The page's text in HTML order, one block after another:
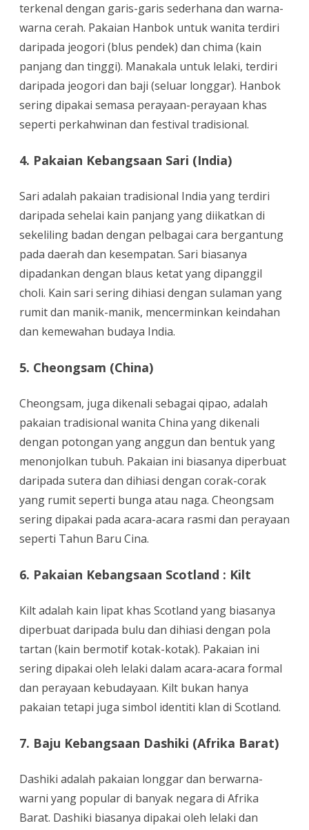
terkenal dengan garis-garis sederhana dan warna-
warna cerah. Pakaian Hanbok untuk wanita terdiri
daripada jeogori (blus pendek) dan chima (kain
panjang dan tinggi). Manakala untuk lelaki, terdiri
daripada jeogori dan baji (seluar longgar). Hanbok
sering dipakai semasa perayaan-perayaan khas
seperti perkahwinan dan festival tradisional.
4. Pakaian Kebangsaan Sari (India)
Sari adalah pakaian tradisional India yang terdiri
daripada sehelai kain panjang yang diikatkan di
sekeliling badan dengan pelbagai cara bergantung
pada daerah dan kesempatan. Sari biasanya
dipadankan dengan blaus ketat yang dipanggil
choli. Kain sari sering dihiasi dengan sulaman yang
rumit dan manik-manik, mencerminkan keindahan
dan kemewahan budaya India.
5. Cheongsam (China)
Cheongsam, juga dikenali sebagai qipao, adalah
pakaian tradisional wanita China yang dikenali
dengan potongan yang anggun dan bentuk yang
menonjolkan tubuh. Pakaian ini biasanya diperbuat
daripada sutera dan dihiasi dengan corak-corak
yang rumit seperti bunga atau naga. Cheongsam
sering dipakai pada acara-acara rasmi dan perayaan
seperti Tahun Baru Cina.
6. Pakaian Kebangsaan Scotland : Kilt
Kilt adalah kain lipat khas Scotland yang biasanya
diperbuat daripada bulu dan dihiasi dengan pola
tartan (kain bermotif kotak-kotak). Pakaian ini
sering dipakai oleh lelaki dalam acara-acara formal
dan perayaan kebudayaan. Kilt bukan hanya
pakaian tetapi juga simbol identiti klan di Scotland.
7. Baju Kebangsaan Dashiki (Afrika Barat)
Dashiki adalah pakaian longgar dan berwarna-
warni yang popular di banyak negara di Afrika
Barat. Dashiki biasanya dipakai oleh lelaki dan